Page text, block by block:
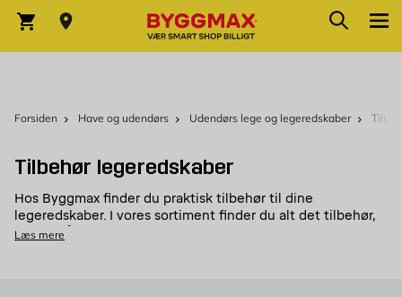
Indkøbskurv Søg
Forsiden Have og udendørs Udendørs lege og legeredskaber
Tilbehør legeredskaber
Hos Byggmax finder du praktisk tilbehør til dine
legeredskaber. I vores sortiment finder du alt det tilbehør,
du kan få brug for, og her finder du godt udstyr, der
Læs mere